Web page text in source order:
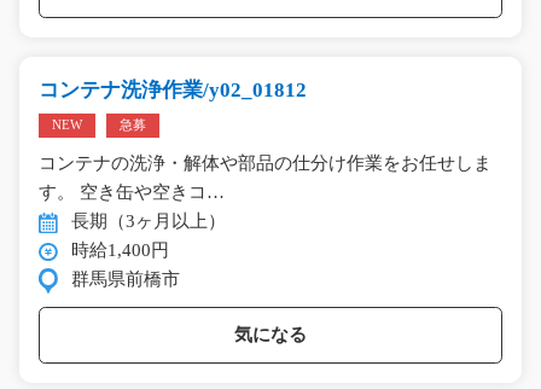
コンテナ洗浄作業/y02_01812
NEW 急募
コンテナの洗浄・解体や部品の仕分け作業をお任せしま
す。 空き缶や空きコ…
長期（3ヶ月以上）
時給1,400円
群馬県前橋市
気になる